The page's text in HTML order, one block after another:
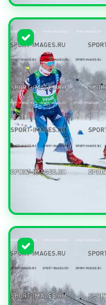
УВЕЛИЧИТЬ
УВЕЛИЧИТЬ